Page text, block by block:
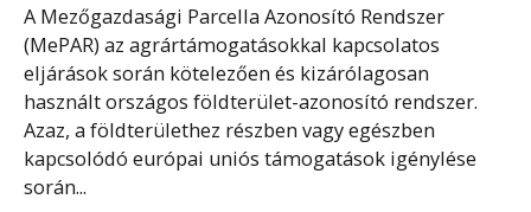
A Mezőgazdasági Parcella Azonosító Rendszer
(MePAR) az agrártámogatásokkal kapcsolatos
eljárások során kötelezően és kizárólagosan
használt országos földterület-azonosító rendszer.
Azaz, a földterülethez részben vagy egészben
kapcsolódó európai uniós támogatások igénylése
során...